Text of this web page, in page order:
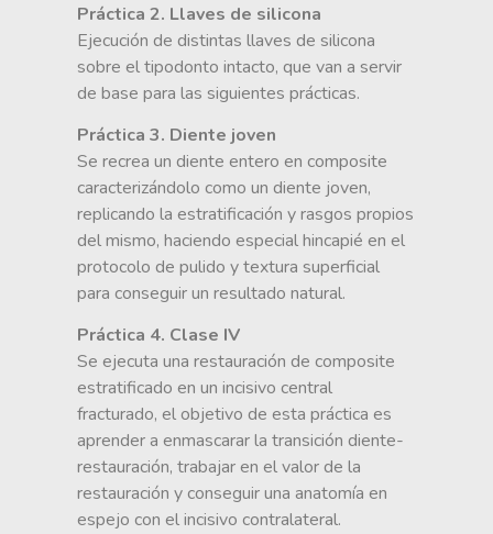
Práctica 2. Llaves de silicona
Ejecución de distintas llaves de silicona
sobre el tipodonto intacto, que van a servir
de base para las siguientes prácticas.
Práctica 3. Diente joven
Se recrea un diente entero en composite
caracterizándolo como un diente joven,
replicando la estratificación y rasgos propios
del mismo, haciendo especial hincapié en el
protocolo de pulido y textura superficial
para conseguir un resultado natural.
Práctica 4. Clase IV
Se ejecuta una restauración de composite
estratificado en un incisivo central
fracturado, el objetivo de esta práctica es
aprender a enmascarar la transición diente-
restauración, trabajar en el valor de la
restauración y conseguir una anatomía en
espejo con el incisivo contralateral.